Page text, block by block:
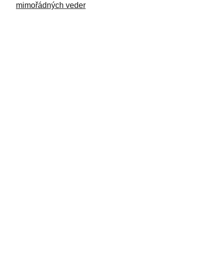
mimořádných veder